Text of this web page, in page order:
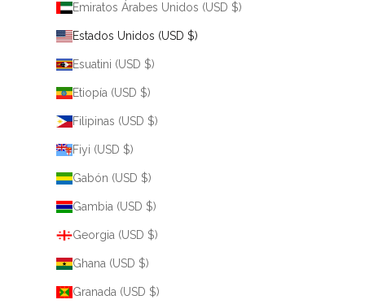
Emiratos Árabes Unidos (USD $)
Estados Unidos (USD $)
Esuatini (USD $)
Etiopía (USD $)
Filipinas (USD $)
Fiyi (USD $)
Gabón (USD $)
Gambia (USD $)
Georgia (USD $)
Ghana (USD $)
Granada (USD $)